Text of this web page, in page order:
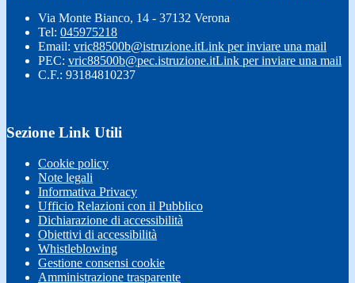
Via Monte Bianco, 14 - 37132 Verona
Tel: 045975218
Email: vric88500b@istruzione.itLink per inviare una mail
PEC: vric88500b@pec.istruzione.itLink per inviare una mail
C.F.: 93184810237
Sezione Link Utili
Cookie policy
Note legali
Informativa Privacy
Ufficio Relazioni con il Pubblico
Dichiarazione di accessibilità
Obiettivi di accessibilità
Whistleblowing
Gestione consensi cookie
Amministrazione trasparente